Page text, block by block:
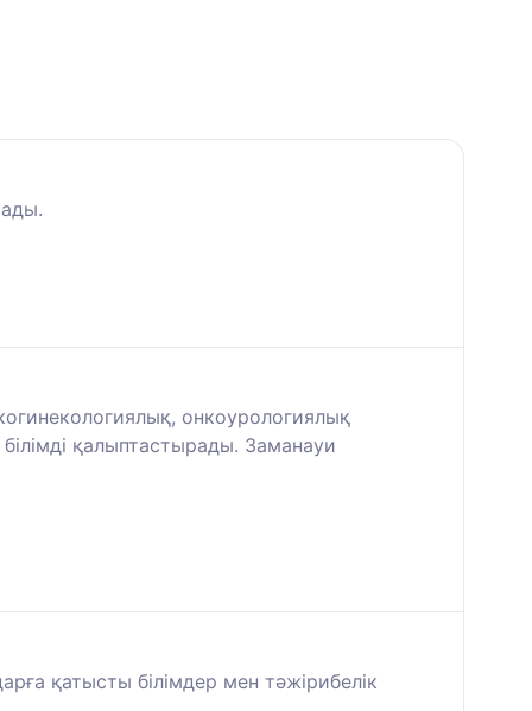
онкоурологиялық
қалыптастырады. Заманауи
қатысты білімдер мен тәжірибелік